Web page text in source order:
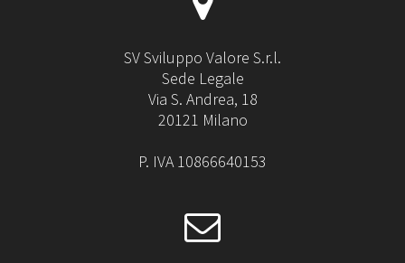
SV Sviluppo Valore S.r.l.
Sede Legale
Via S. Andrea, 18
20121 Milano
P. IVA 10866640153